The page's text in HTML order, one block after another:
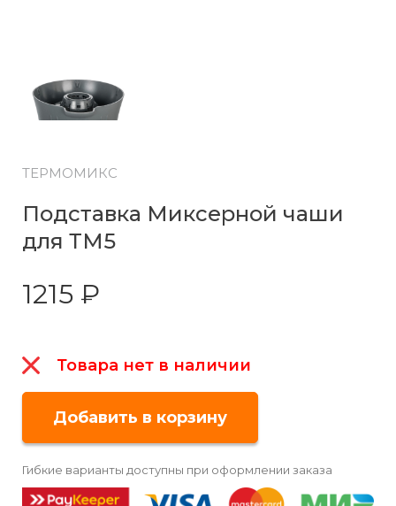
ТЕРМОМИКС
Подставка Миксерной чаши
для ТМ5
1215 ₽
Товара нет в наличии
Гибкие варианты доступны при оформлении заказа